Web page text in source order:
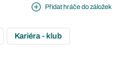
Přidat hráče do záložek
Kariéra - klub